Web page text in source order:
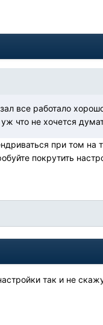
все работало
что не хочется
при том на
покрутить
так и не